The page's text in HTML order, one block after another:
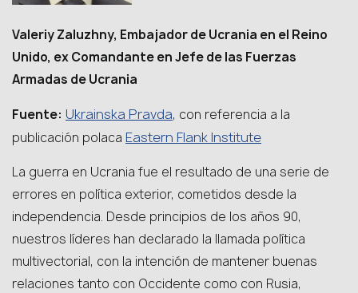
Valeriy Zaluzhny, Embajador de Ucrania en el Reino
Unido, ex Comandante en Jefe de las Fuerzas
Armadas de Ucrania
Fuente: Ukrainska Pravda, con referencia a la
publicación polaca Eastern Flank Institute
La guerra en Ucrania fue el resultado de una serie de
errores en política exterior, cometidos desde la
independencia. Desde principios de los años 90,
nuestros líderes han declarado la llamada política
multivectorial, con la intención de mantener buenas
relaciones tanto con Occidente como con Rusia,